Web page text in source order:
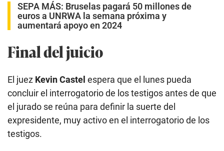
SEPA MÁS: Bruselas pagará 50 millones de
euros a UNRWA la semana próxima y
aumentará apoyo en 2024
Final del juicio
El juez Kevin Castel espera que el lunes pueda
concluir el interrogatorio de los testigos antes de que
el jurado se reúna para definir la suerte del
expresidente, muy activo en el interrogatorio de los
testigos.